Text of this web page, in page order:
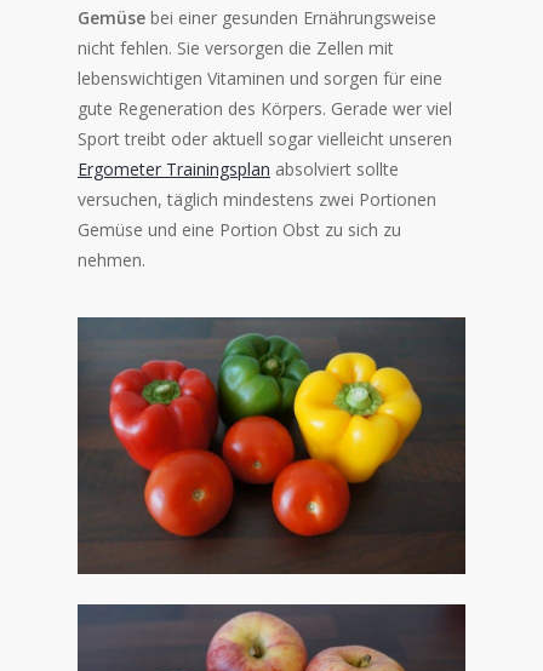
Gemüse bei einer gesunden Ernährungsweise
nicht fehlen. Sie versorgen die Zellen mit
lebenswichtigen Vitaminen und sorgen für eine
gute Regeneration des Körpers. Gerade wer viel
Sport treibt oder aktuell sogar vielleicht unseren
Ergometer Trainingsplan absolviert sollte
versuchen, täglich mindestens zwei Portionen
Gemüse und eine Portion Obst zu sich zu
nehmen.